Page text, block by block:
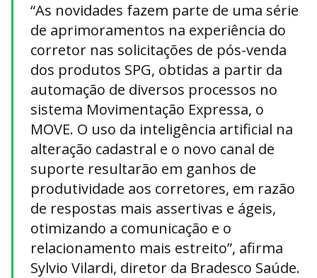
“As novidades fazem parte de uma série
de aprimoramentos na experiência do
corretor nas solicitações de pós-venda
dos produtos SPG, obtidas a partir da
automação de diversos processos no
sistema Movimentação Expressa, o
MOVE. O uso da inteligência artificial na
alteração cadastral e o novo canal de
suporte resultarão em ganhos de
produtividade aos corretores, em razão
de respostas mais assertivas e ágeis,
otimizando a comunicação e o
relacionamento mais estreito”, afirma
Sylvio Vilardi, diretor da Bradesco Saúde.